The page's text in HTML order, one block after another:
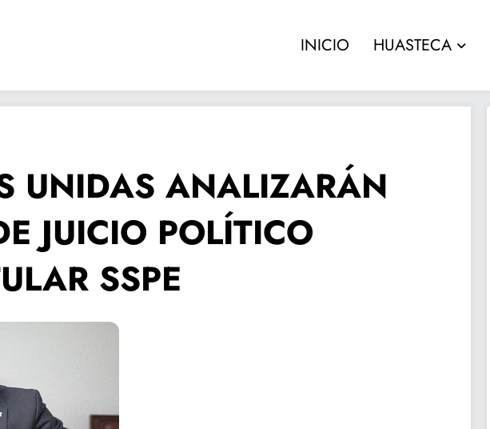
INICIO HUASTECA
UNIDAS ANALIZARÁN
JUICIO POLÍTICO
SSPE